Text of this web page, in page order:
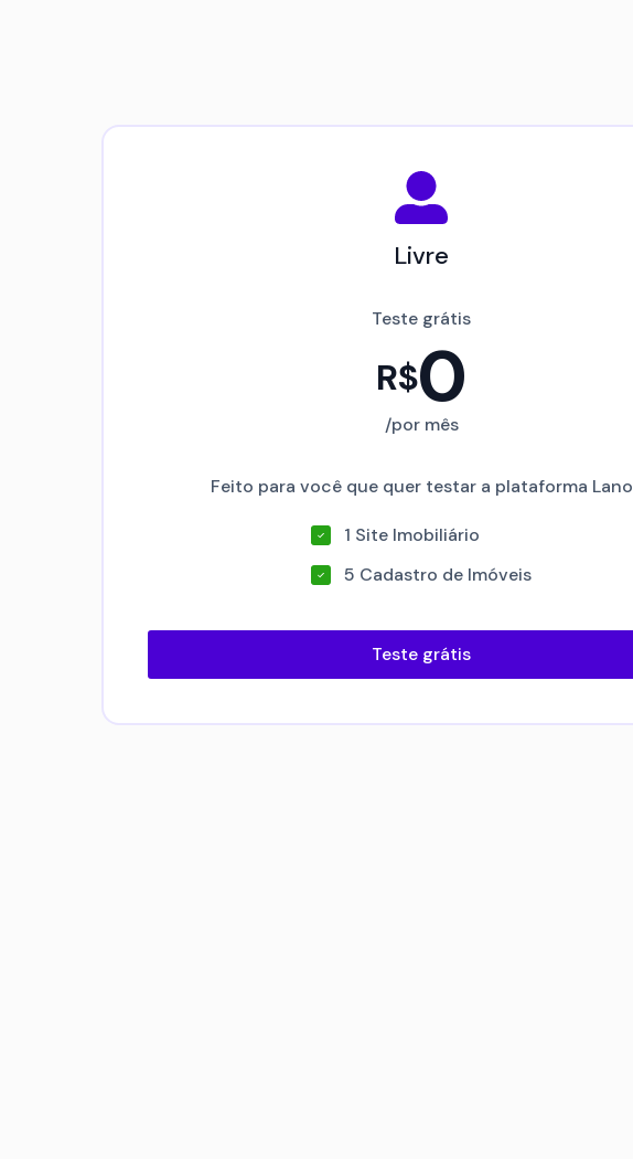
Livre
Teste grátis
R$0
/por mês
Feito para você que quer testar a plataforma Lano
1 Site Imobiliário
5 Cadastro de Imóveis
Teste grátis